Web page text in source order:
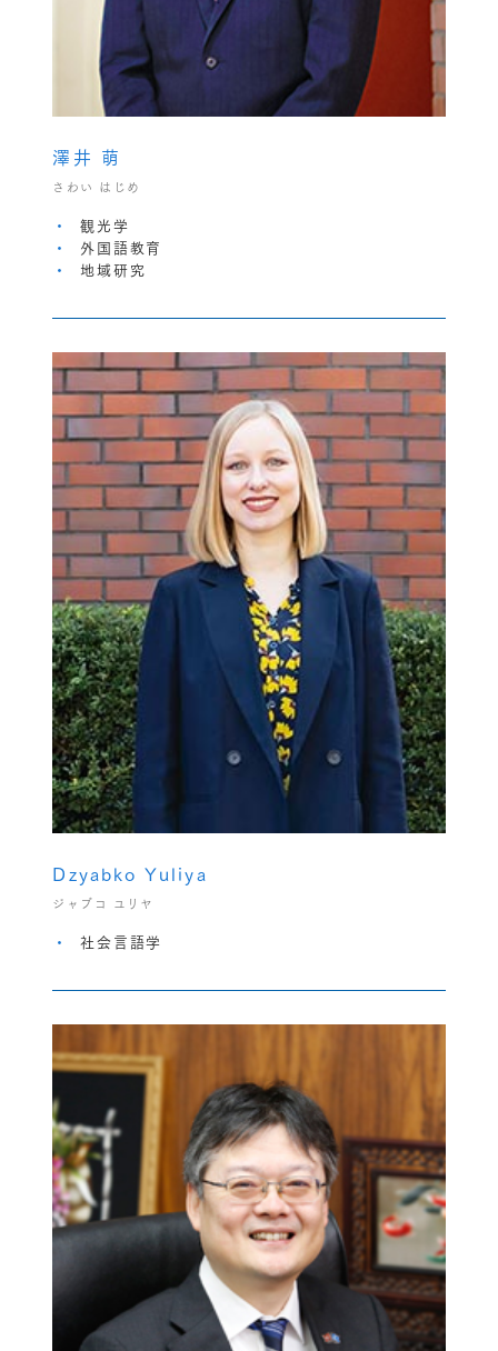
澤井 萌
さわい はじめ
観光学
外国語教育
地域研究
Dzyabko Yuliya
ジャブコ ユリヤ
社会言語学